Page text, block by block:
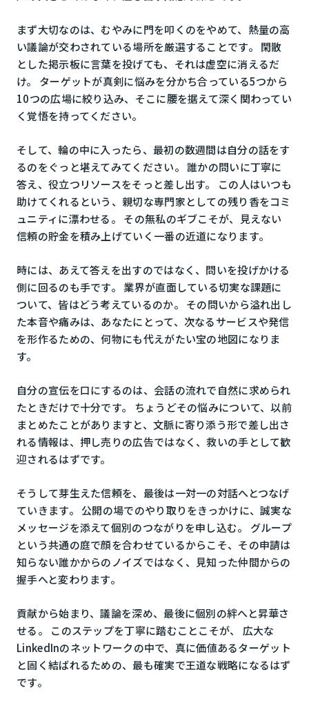
まず大切なのは、むやみに門を叩くのをやめて、熱量の高
い議論が交わされている場所を厳選することです。 閑散
とした掲示板に言葉を投げても、それは虚空に消えるだ
け。 ターゲットが真剣に悩みを分かち合っている5つから
10つの広場に絞り込み、そこに腰を据えて深く関わってい
く覚悟を持ってください。
そして、輪の中に入ったら、最初の数週間は自分の話をす
るのをぐっと堪えてみてください。 誰かの問いに丁寧に
答え、役立つリソースをそっと差し出す。 この人はいつも
助けてくれるという、親切な専門家としての残り香をコミ
ュニティに漂わせる。 その無私のギブこそが、見えない
信頼の貯金を積み上げていく一番の近道になります。
時には、あえて答えを出すのではなく、問いを投げかける
側に回るのも手です。 業界が直面している切実な課題に
ついて、皆はどう考えているのか。 その問いから溢れ出し
た本音や痛みは、あなたにとって、次なるサービスや発信
を形作るための、何物にも代えがたい宝の地図になりま
す。
自分の宣伝を口にするのは、会話の流れで自然に求められ
たときだけで十分です。 ちょうどその悩みについて、以前
まとめたことがありますと、文脈に寄り添う形で差し出さ
れる情報は、押し売りの広告ではなく、救いの手として歓
迎されるはずです。
そうして芽生えた信頼を、最後は一対一の対話へとつなげ
ていきます。 公開の場でのやり取りをきっかけに、誠実な
メッセージを添えて個別のつながりを申し込む。 グループ
という共通の庭で顔を合わせているからこそ、その申請は
知らない誰かからのノイズではなく、見知った仲間からの
握手へと変わります。
貢献から始まり、議論を深め、最後に個別の絆へと昇華さ
せる。 このステップを丁寧に踏むことこそが、 広大な
LinkedInのネットワークの中で、真に価値あるターゲット
と固く結ばれるための、最も確実で王道な戦略になるはず
です。